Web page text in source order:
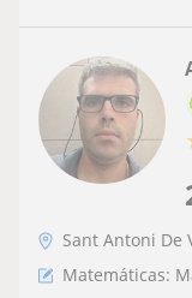
Sant Antoni De
Matemáticas: